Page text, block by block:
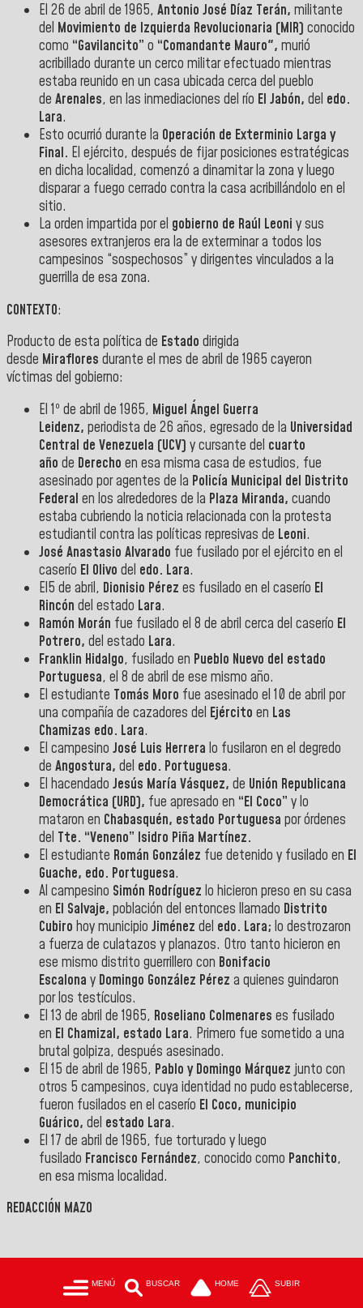
El 26 de abril de 1965, Antonio José Díaz Terán, militante
del Movimiento de Izquierda Revolucionaria (MIR) conocido
como “Gavilancito” o “Comandante Mauro", murió
acribillado durante un cerco militar efectuado mientras
estaba reunido en un casa ubicada cerca del pueblo
de Arenales, en las inmediaciones del río El Jabón, del edo.
Lara.
Esto ocurrió durante la Operación de Exterminio Larga y
Final. El ejército, después de fijar posiciones estratégicas
en dicha localidad, comenzó a dinamitar la zona y luego
disparar a fuego cerrado contra la casa acribillándolo en el
sitio.
La orden impartida por el gobierno de Raúl Leoni y sus
asesores extranjeros era la de exterminar a todos los
campesinos “sospechosos” y dirigentes vinculados a la
guerrilla de esa zona.
CONTEXTO:
Producto de esta política de Estado dirigida
desde Miraflores durante el mes de abril de 1965 cayeron
víctimas del gobierno:
El 1º de abril de 1965, Miguel Ángel Guerra
Leidenz, periodista de 26 años, egresado de la Universidad
Central de Venezuela (UCV) y cursante del cuarto
año de Derecho en esa misma casa de estudios, fue
asesinado por agentes de la Policía Municipal del Distrito
Federal en los alrededores de la Plaza Miranda, cuando
estaba cubriendo la noticia relacionada con la protesta
estudiantil contra las políticas represivas de Leoni.
José Anastasio Alvarado fue fusilado por el ejército en el
caserío El Olivo del edo. Lara.
El5 de abril, Dionisio Pérez es fusilado en el caserío El
Rincón del estado Lara.
Ramón Morán fue fusilado el 8 de abril cerca del caserío El
Potrero, del estado Lara.
Franklin Hidalgo, fusilado en Pueblo Nuevo del estado
Portuguesa, el 8 de abril de ese mismo año.
El estudiante Tomás Moro fue asesinado el 10 de abril por
una compañía de cazadores del Ejército en Las
Chamizas edo. Lara.
El campesino José Luis Herrera lo fusilaron en el degredo
de Angostura, del edo. Portuguesa.
El hacendado Jesús María Vásquez, de Unión Republicana
Democrática (URD), fue apresado en “El Coco” y lo
mataron en Chabasquén, estado Portuguesa por órdenes
del Tte. “Veneno” Isidro Piña Martínez.
El estudiante Román González fue detenido y fusilado en El
Guache, edo. Portuguesa.
Al campesino Simón Rodríguez lo hicieron preso en su casa
en El Salvaje, población del entonces llamado Distrito
Cubiro hoy municipio Jiménez del edo. Lara; lo destrozaron
a fuerza de culatazos y planazos. Otro tanto hicieron en
ese mismo distrito guerrillero con Bonifacio
Escalona y Domingo González Pérez a quienes guindaron
por los testículos.
El 13 de abril de 1965, Roseliano Colmenares es fusilado
en El Chamizal, estado Lara. Primero fue sometido a una
brutal golpiza, después asesinado.
El 15 de abril de 1965, Pablo y Domingo Márquez junto con
otros 5 campesinos, cuya identidad no pudo establecerse,
fueron fusilados en el caserío El Coco, municipio
Guárico, del estado Lara.
El 17 de abril de 1965, fue torturado y luego
fusilado Francisco Fernández, conocido como Panchito,
en esa misma localidad.
REDACCIÓN MAZO
MENÚ BUSCAR HOME SUBIR